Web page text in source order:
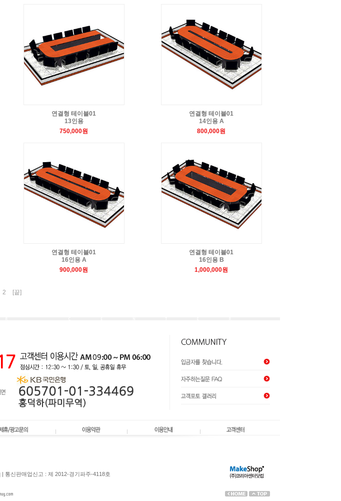
연결형 테이블01
13인용
750,000원
연결형 테이블01
14인용 A
800,000원
연결형 테이블01
16인용 A
900,000원
연결형 테이블01
16인용 B
1,000,000원
2 [끝]
| 통신판매업신고 : 제 2012-경기파주-4118호